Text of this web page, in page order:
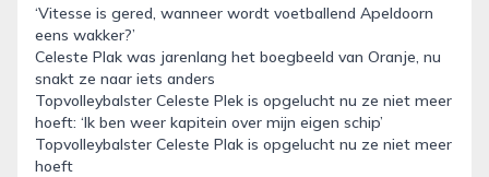
‘Vitesse is gered, wanneer wordt voetballend Apeldoorn
eens wakker?’
Celeste Plak was jarenlang het boegbeeld van Oranje, nu
snakt ze naar iets anders
Topvolleybalster Celeste Plek is opgelucht nu ze niet meer
hoeft: ‘Ik ben weer kapitein over mijn eigen schip’
Topvolleybalster Celeste Plak is opgelucht nu ze niet meer
hoeft